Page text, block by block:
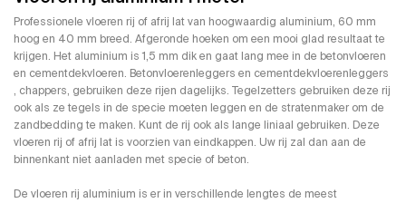
Professionele vloeren rij of afrij lat van hoogwaardig aluminium, 60 mm
hoog en 40 mm breed. Afgeronde hoeken om een mooi glad resultaat te
krijgen. Het aluminium is 1,5 mm dik en gaat lang mee in de betonvloeren
en cementdekvloeren. Betonvloerenleggers en cementdekvloerenleggers
, chappers, gebruiken deze rijen dagelijks. Tegelzetters gebruiken deze rij
ook als ze tegels in de specie moeten leggen en de stratenmaker om de
zandbedding te maken. Kunt de rij ook als lange liniaal gebruiken. Deze
vloeren rij of afrij lat is voorzien van eindkappen. Uw rij zal dan aan de
binnenkant niet aanladen met specie of beton.
De vloeren rij aluminium is er in verschillende lengtes de meest